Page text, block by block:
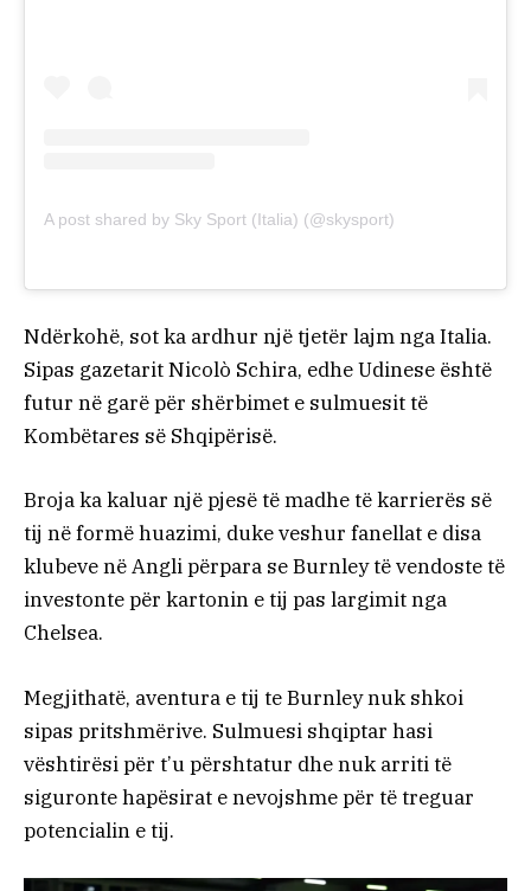
A post shared by Sky Sport (Italia) (@skysport)
Ndërkohë, sot ka ardhur një tjetër lajm nga Italia.
Sipas gazetarit Nicolò Schira, edhe Udinese është
futur në garë për shërbimet e sulmuesit të
Kombëtares së Shqipërisë.
Broja ka kaluar një pjesë të madhe të karrierës së
tij në formë huazimi, duke veshur fanellat e disa
klubeve në Angli përpara se Burnley të vendoste të
investonte për kartonin e tij pas largimit nga
Chelsea.
Megjithatë, aventura e tij te Burnley nuk shkoi
sipas pritshmërive. Sulmuesi shqiptar hasi
vështirësi për t’u përshtatur dhe nuk arriti të
siguronte hapësirat e nevojshme për të treguar
potencialin e tij.